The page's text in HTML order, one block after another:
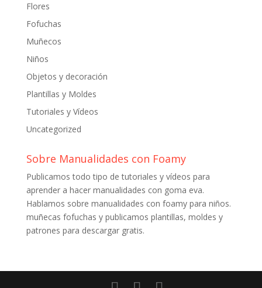
Flores
Fofuchas
Muñecos
Niños
Objetos y decoración
Plantillas y Moldes
Tutoriales y Vídeos
Uncategorized
Sobre Manualidades con Foamy
Publicamos todo tipo de tutoriales y vídeos para
aprender a hacer manualidades con goma eva.
Hablamos sobre manualidades con foamy para niños.
muñecas fofuchas y publicamos plantillas, moldes y
patrones para descargar gratis.